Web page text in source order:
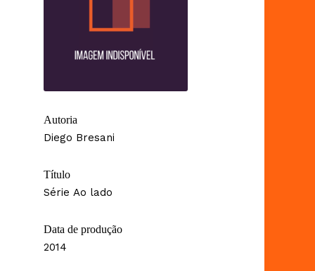
Autoria
Diego Bresani
Título
Série Ao lado
Data de produção
2014